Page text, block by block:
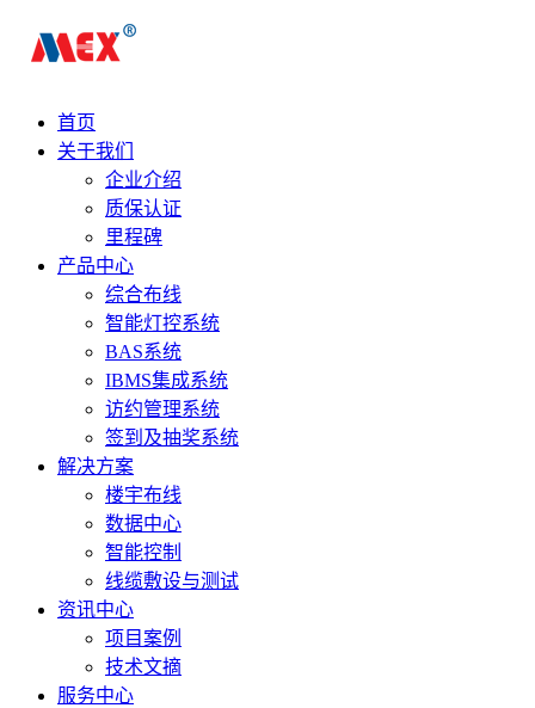
首页
关于我们
企业介绍
质保认证
里程碑
产品中心
综合布线
智能灯控系统
BAS系统
IBMS集成系统
访约管理系统
签到及抽奖系统
解决方案
楼宇布线
数据中心
智能控制
线缆敷设与测试
资讯中心
项目案例
技术文摘
服务中心